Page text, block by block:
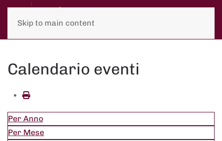
Skip to main content
Calendario eventi
Per Anno
Per Mese